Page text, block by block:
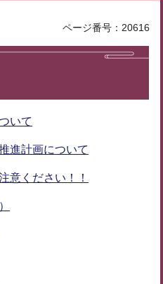
ページ番号：20616
いて
進計画について
意ください！！